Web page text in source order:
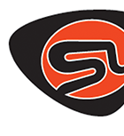
We use cookies to
on our website. By
that cookies are
to offer you a
you can disable